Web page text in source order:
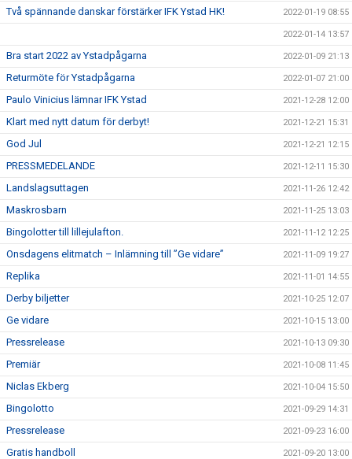
Två spännande danskar förstärker IFK Ystad HK! 2022-01-19 08:55
2022-01-14 13:57
Bra start 2022 av Ystadpågarna 2022-01-09 21:13
Returmöte för Ystadpågarna 2022-01-07 21:00
Paulo Vinicius lämnar IFK Ystad 2021-12-28 12:00
Klart med nytt datum för derbyt! 2021-12-21 15:31
God Jul 2021-12-21 12:15
PRESSMEDELANDE 2021-12-11 15:30
Landslagsuttagen 2021-11-26 12:42
Maskrosbarn 2021-11-25 13:03
Bingolotter till lillejulafton. 2021-11-12 12:25
Onsdagens elitmatch – Inlämning till ”Ge vidare” 2021-11-09 19:27
Replika 2021-11-01 14:55
Derby biljetter 2021-10-25 12:07
Ge vidare 2021-10-15 13:00
Pressrelease 2021-10-13 09:30
Premiär 2021-10-08 11:45
Niclas Ekberg 2021-10-04 15:50
Bingolotto 2021-09-29 14:31
Pressrelease 2021-09-23 16:00
Gratis handboll 2021-09-20 13:00